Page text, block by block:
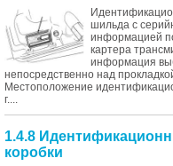
шильда с
информацией
картера
информация
непосредственно над
Местоположение
г....
1.4.8
коробки